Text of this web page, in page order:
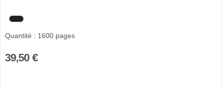
Quantité : 1600 pages
39,50 €